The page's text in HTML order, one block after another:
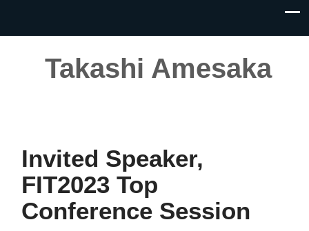
Takashi Amesaka
Invited Speaker,
FIT2023 Top
Conference Session